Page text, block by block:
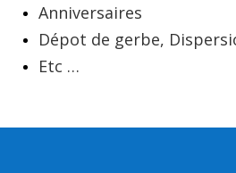
Anniversaires
Dépot de gerbe,
Etc …